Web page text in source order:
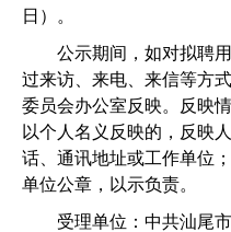
日）。
公示期间，如对拟聘用
过来访、来电、来信等方
委员会办公室反映。反映
以个人名义反映的，反映
话、通讯地址或工作单位
单位公章，以示负责。
受理单位：中共汕尾市